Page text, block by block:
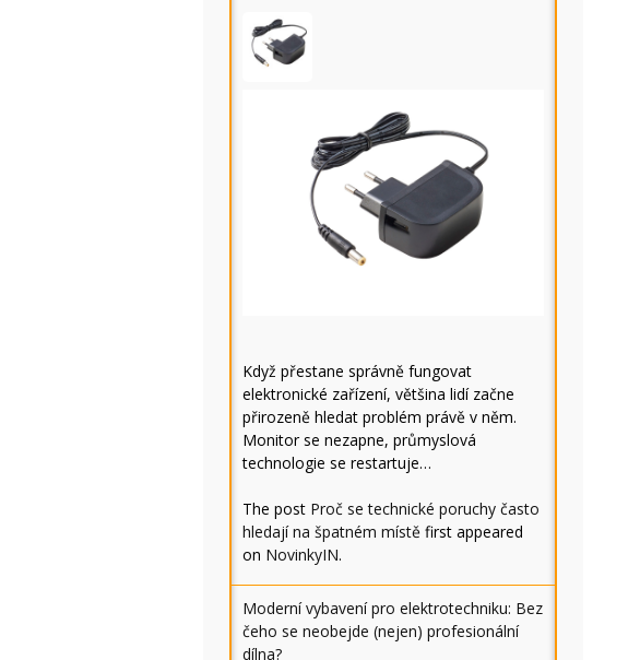
Když přestane správně fungovat
elektronické zařízení, většina lidí začne
přirozeně hledat problém právě v něm.
Monitor se nezapne, průmyslová
technologie se restartuje…
The post Proč se technické poruchy často
hledají na špatném místě first appeared
on NovinkyIN.
Moderní vybavení pro elektrotechniku: Bez
čeho se neobejde (nejen) profesionální
dílna?